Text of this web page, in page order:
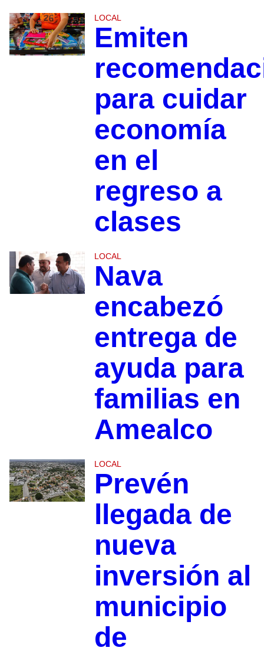
LOCAL
Emiten
para cuidar
economía
en el
regreso a
clases
LOCAL
Nava
encabezó
entrega de
ayuda para
familias en
Amealco
LOCAL
Prevén
llegada de
nueva
inversión al
municipio
de